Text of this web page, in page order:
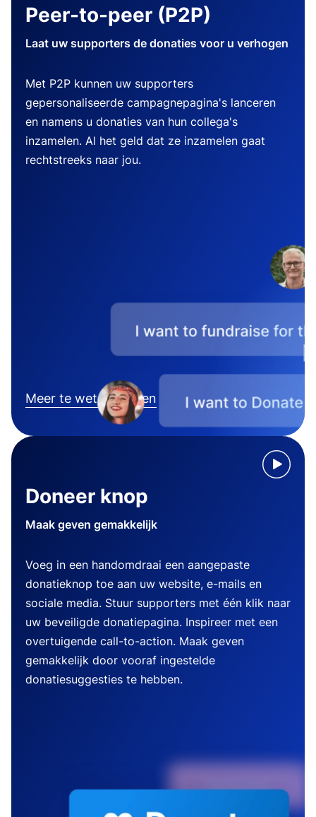
Peer-to-peer (P2P)
Laat uw supporters de donaties voor u verhogen
Met P2P kunnen uw supporters
gepersonaliseerde campagnepagina's lanceren
en namens u donaties van hun collega's
inzamelen. Al het geld dat ze inzamelen gaat
rechtstreeks naar jou.
Meer te weten komen
Doneer knop
Maak geven gemakkelijk
Voeg in een handomdraai een aangepaste
donatieknop toe aan uw website, e-mails en
sociale media. Stuur supporters met één klik naar
uw beveiligde donatiepagina. Inspireer met een
overtuigende call-to-action. Maak geven
gemakkelijk door vooraf ingestelde
donatiesuggesties te hebben.